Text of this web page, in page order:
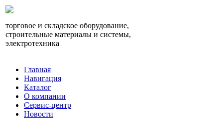
торговое и складское оборудование,
строительные материалы и системы,
электротехника
Главная
Навигация
Каталог
О компании
Сервис-центр
Новости